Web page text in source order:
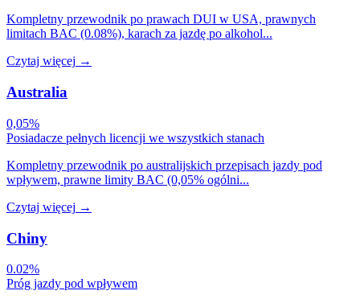
Kompletny przewodnik po prawach DUI w USA, prawnych
limitach BAC (0.08%), karach za jazdę po alkohol...
Czytaj więcej →
Australia
0,05%
Posiadacze pełnych licencji we wszystkich stanach
Kompletny przewodnik po australijskich przepisach jazdy pod
wpływem, prawne limity BAC (0,05% ogólni...
Czytaj więcej →
Chiny
0.02%
Próg jazdy pod wpływem